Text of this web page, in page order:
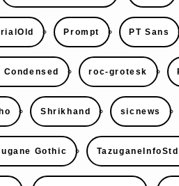
Prompt PT Sans
Condensed roc-grotesk
Shrikhand sicnews
Gothic